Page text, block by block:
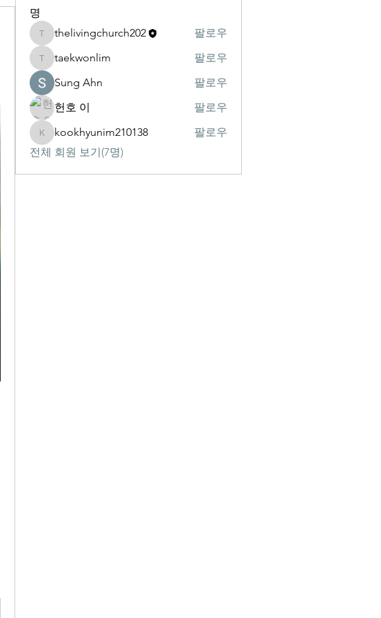
명
thelivingchurch202
thelivingchurch202 팔로우
taekwonlim
taekwonlim
팔로우
Sung Ahn
팔로우
헌호 이
팔로우
kookhyunim210138
kookhyunim210138
팔로우
전체 회원 보기(7명)